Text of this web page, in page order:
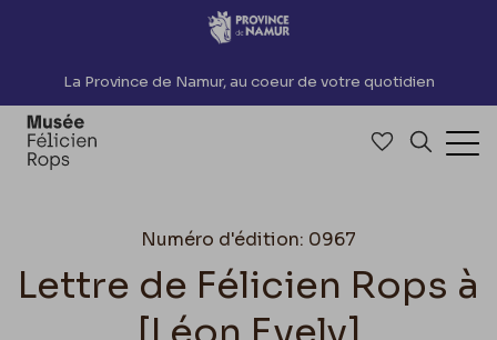
Accèder directement au contenu
La Province de Namur, au coeur de votre quotidien
Accéder à
Numéro d'édition: 0967
Lettre de Félicien Rops à